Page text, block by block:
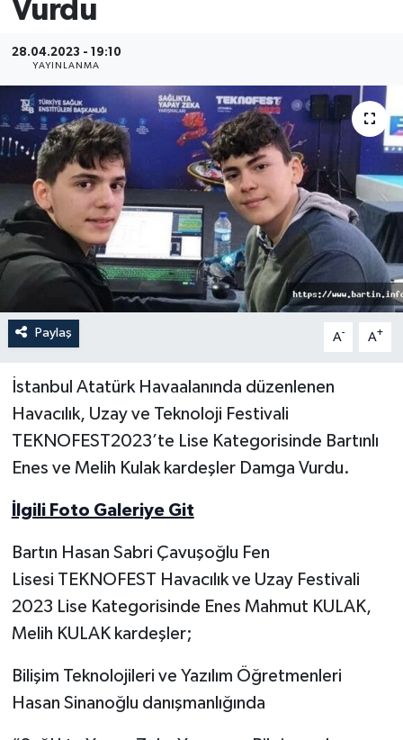
Vurdu
28.04.2023 - 19:10
YAYINLANMA
Paylaş A- A+
İstanbul Atatürk Havaalanında düzenlenen
Havacılık, Uzay ve Teknoloji Festivali
TEKNOFEST2023’te Lise Kategorisinde Bartınlı
Enes ve Melih Kulak kardeşler Damga Vurdu.
İlgili Foto Galeriye Git
Bartın Hasan Sabri Çavuşoğlu Fen
Lisesi TEKNOFEST Havacılık ve Uzay Festivali
2023 Lise Kategorisinde Enes Mahmut KULAK,
Melih KULAK kardeşler;
Bilişim Teknolojileri ve Yazılım Öğretmenleri
Hasan Sinanoğlu danışmanlığında
Sinema
Sivil Toplum
Siyaset
Spor
Tarım
Yerel Yönetimler